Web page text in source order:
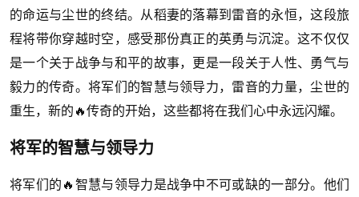
的命运与尘世的终结。从稻妻的落幕到雷音的永恒，这段旅
程将带你穿越时空，感受那份真正的英勇与沉淀。这不仅仅
是一个关于战争与和平的故事，更是一段关于人性、勇气与
毅力的传奇。将军们的智慧与领导力，雷音的力量，尘世的
重生，新的🔥传奇的开始，这些都将在我们心中永远闪耀。
将军的智慧与领导力
将军们的🔥智慧与领导力是战争中不可或缺的一部分。他们